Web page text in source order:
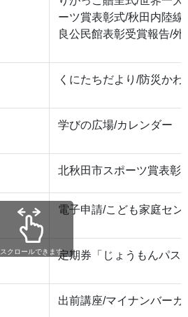
ーツ賞表彰式/秋田内陸
良公民館表彰受賞報告/
くにたちだより/防災か
学びの広場/カレンダー
北秋田市スポーツ賞表彰
電子申請/こども家庭セン
定期券「じょうもんパ
出前講座/マイナンバー
スクロールできます